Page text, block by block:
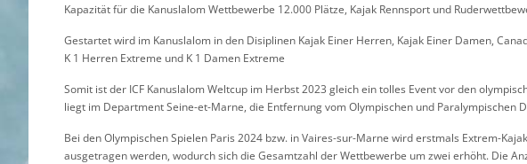
Kapazität für die Kanuslalom Wettbewerbe 12.000 Plätze, Kajak Rennsport und
Gestartet wird im Kanuslalom in den Disiplinen Kajak Einer Herren, Kajak Einer Damen,
K 1 Herren Extreme und K 1 Damen Extreme
Somit ist der ICF Kanuslalom Weltcup im Herbst 2023 gleich ein tolles Event vor den
liegt im Department Seine-et-Marne, die Entfernung vom Olympischen und Paralympischen
Bei den Olympischen Spielen Paris 2024 bzw. in Vaires-sur-Marne wird erstmals Extrem-
ausgetragen werden, wodurch sich die Gesamtzahl der Wettbewerbe um zwei erhöht. Die